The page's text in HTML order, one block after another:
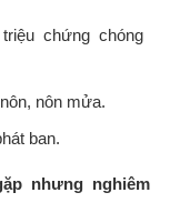
chứng chóng
nôn mửa.
ban.
nhưng nghiêm